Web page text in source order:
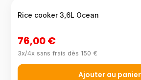
Rice cooker 3,6L Ocean
76,00 €
3x/4x sans frais dès 150 €
Ajouter au panier